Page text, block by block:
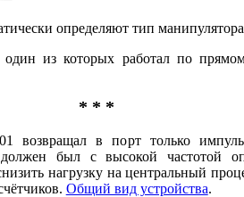
определяют тип
один из которых работал по
* * *
возвращал в порт только
был с высокой частотой
нагрузку на центральный
Общий вид устройства.